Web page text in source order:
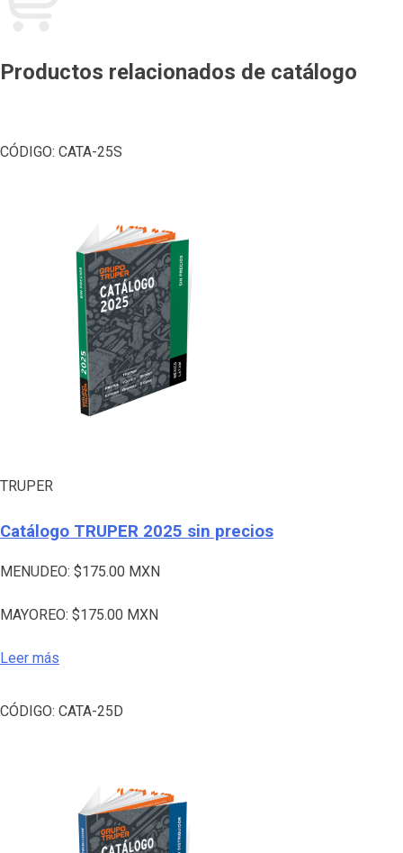
Productos relacionados de catálogo
CÓDIGO: CATA-25S
TRUPER
Catálogo TRUPER 2025 sin precios
MENUDEO: $175.00 MXN
MAYOREO: $175.00 MXN
Leer más
CÓDIGO: CATA-25D